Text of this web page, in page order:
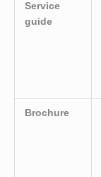
Service
guide
Brochure